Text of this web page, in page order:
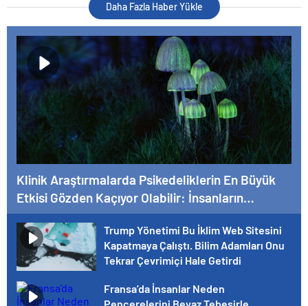
Daha Fazla Haber Yükle
Klinik Araştırmalarda Psikedeliklerin En Büyük
Etkisi Gözden Kaçıyor Olabilir: İnsanların
Hedeflerini, Değerlerini, Kariyerlerini ve İlişkilerini
Değiştiriyor Gibi GörünüyorlarTrump Yönetimi Bu İklim Web Sitesini
Kapatmaya Çalıştı. Bilim Adamları Onu
Tekrar Çevrimiçi Hale Getirdi
Fransa’da İnsanlar Neden